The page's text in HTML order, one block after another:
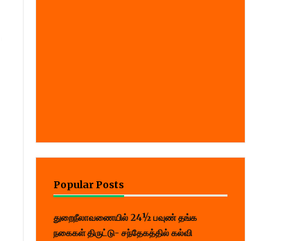
Popular Posts
துறைநீலாவணையில் 24½ பவுண் தங்க
நகைகள் திருட்டு- சந்தேகத்தில் கல்வி